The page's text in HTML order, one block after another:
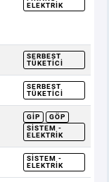
ELEKTRIK
SERBEST
TÜKETICI
SERBEST
TÜKETICI
GİP
GÖP
SISTEM -
ELEKTRIK
SISTEM -
ELEKTRIK